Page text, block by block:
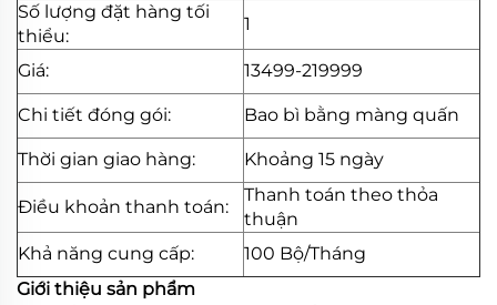
Số lượng đặt hàng tối
thiểu:
1
Giá: 13499-219999
Chi tiết đóng gói: Bao bì bằng màng quấn
Thời gian giao hàng: Khoảng 15 ngày
Điều khoản thanh toán:
Thanh toán theo thỏa
thuận
Khả năng cung cấp:
100 Bộ/Tháng
Giới thiệu sản phẩm